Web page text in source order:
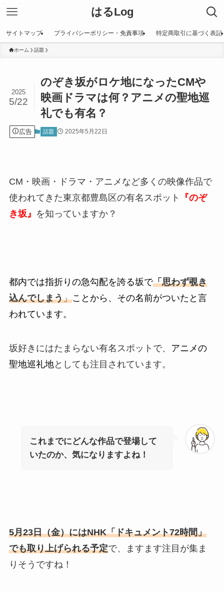
はるLog
サイトマップ プライバシーポリシー・免責事項 特定商取引に基づく表記
ホーム 話題
のぞき坂がロケ地になったCMや
映画ドラマは何？アニメの聖地巡
礼でも有名？
2025
5/22
広告 話題 2025年5月22日
CM・映画・ドラマ・アニメなど多くの映像作品で
使われてきた東京都豊島区の有名スポット
『のぞ
き坂』 を知っていますか？
都内では指折りの急勾配を誇る坂で「思わず覗き
込んでしまう」ことから、その名前がついたと言
われています。
坂好きにはたまらない有名スポットで、 アニメの
聖地巡礼地としても注目されています。
これまでにどんな作品で登場して
いたのか、気になりますよね！
5月23日（金）にはNHK「ドキュメント72時間」
でも取り上げられる予定で、ますます注目が集ま
りそうですね！